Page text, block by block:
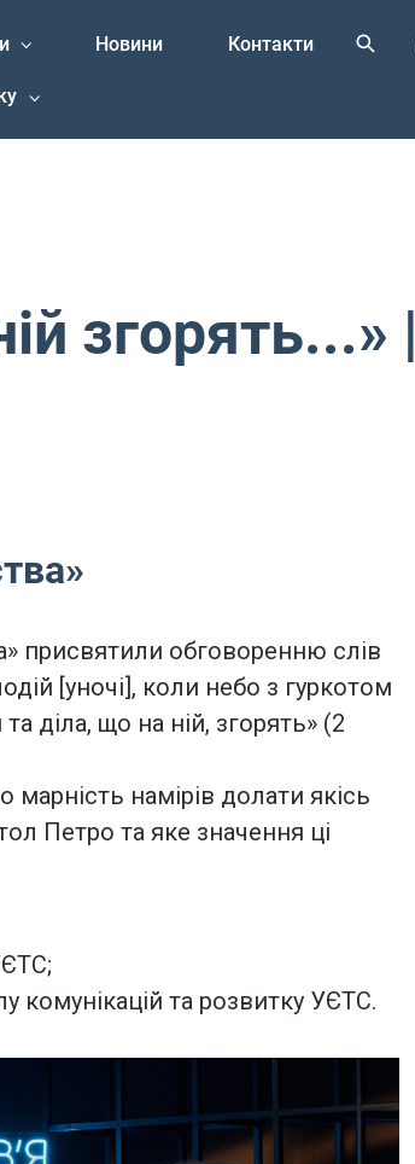
Новини Контакти
згорять...» |
присвятили обговоренню слів
[уночі], коли небо з гуркотом
діла, що на ній, згорять» (2
намірів долати якісь
Петро та яке значення ці
комунікацій та розвитку УЄТС.